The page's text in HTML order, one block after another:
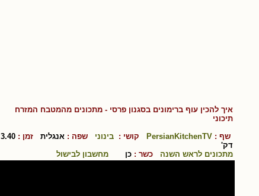
איך להכין עוף ברימונים בסגנון פרסי - מתכונים מהמטבח המזרח
תיכוני
שף : PersianKitchenTV קושי : בינוני שפה : אנגלית זמן : 3.40
דק'
מתכונים לראש השנה
כשר : כן מחשבון לבישול